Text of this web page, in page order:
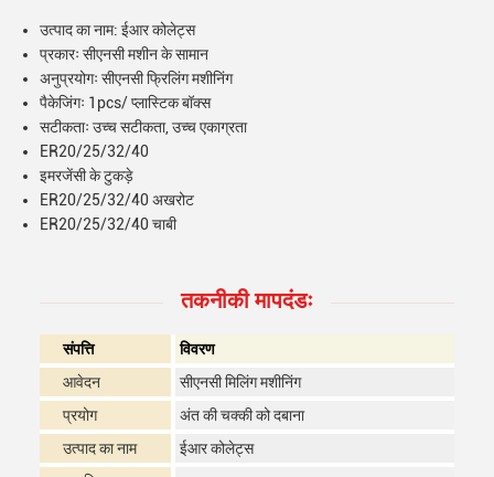
उत्पाद का नाम: ईआर कोलेट्स
प्रकारः सीएनसी मशीन के सामान
अनुप्रयोगः सीएनसी फ्रिलिंग मशीनिंग
पैकेजिंगः 1pcs/ प्लास्टिक बॉक्स
सटीकताः उच्च सटीकता, उच्च एकाग्रता
ER20/25/32/40
इमरजेंसी के टुकड़े
ER20/25/32/40 अखरोट
ER20/25/32/40 चाबी
तकनीकी मापदंडः
संपत्ति
विवरण
आवेदन
सीएनसी मिलिंग मशीनिंग
प्रयोग
अंत की चक्की को दबाना
उत्पाद का नाम
ईआर कोलेट्स